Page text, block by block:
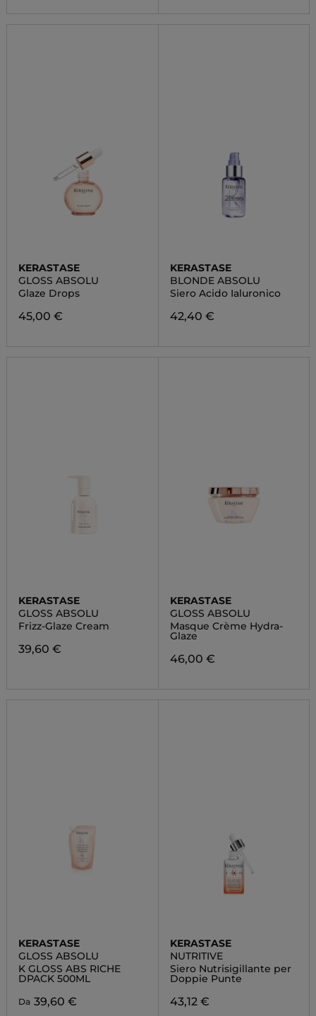
KERASTASE
GLOSS ABSOLU
Glaze Drops
45,00 €
KERASTASE
BLONDE ABSOLU
Siero Acido Ialuronico
42,40 €
KERASTASE
GLOSS ABSOLU
Frizz-Glaze Cream
39,60 €
KERASTASE
GLOSS ABSOLU
Masque Crème Hydra-
Glaze
46,00 €
KERASTASE
GLOSS ABSOLU
K GLOSS ABS RICHE
DPACK 500ML
Da 39,60 €
KERASTASE
NUTRITIVE
Siero Nutrisigillante per
Doppie Punte
43,12 €